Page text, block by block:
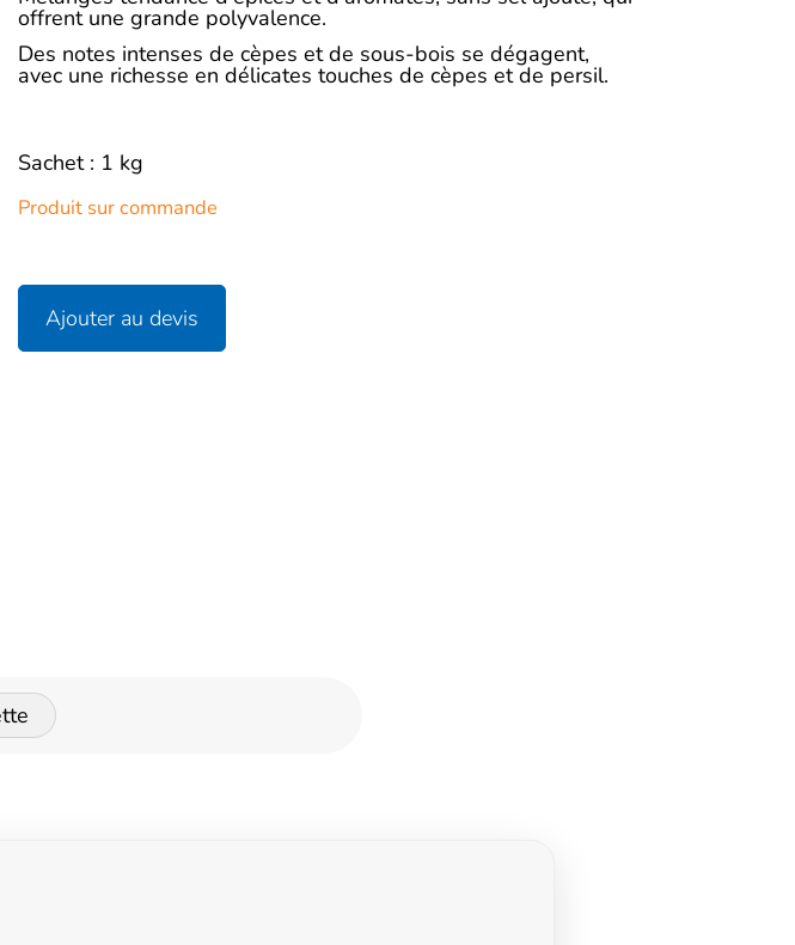
offrent une grande polyvalence.
Des notes intenses de cèpes et de sous-bois se dégagent,
avec une richesse en délicates touches de cèpes et de persil.
Sachet : 1 kg
Produit sur commande
Ajouter au devis